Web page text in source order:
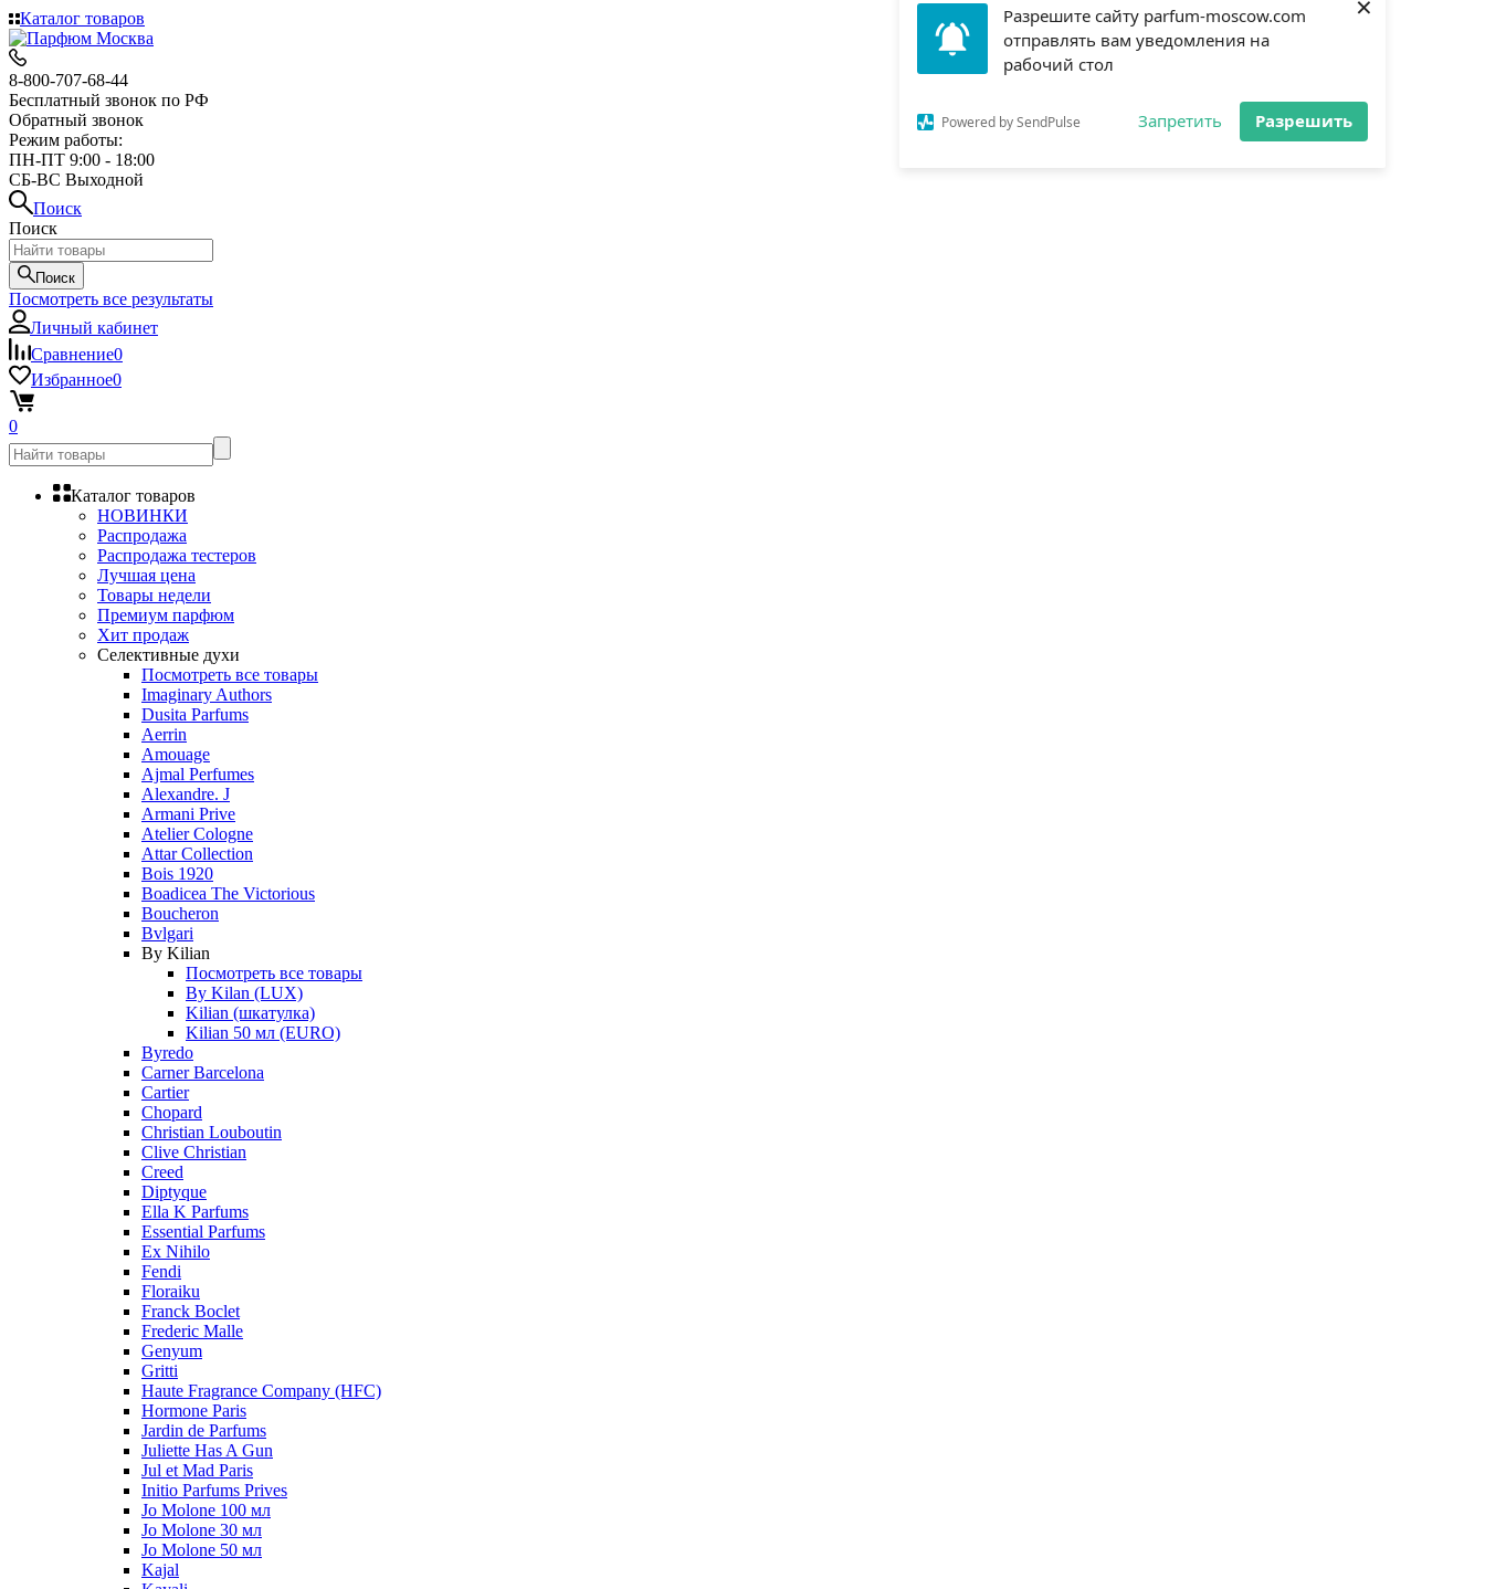
Разрешите сайту parfum-moscow.com
отправлять вам уведомления на
рабочий стол
Запретить Разрешить
×
Каталог товаров
8-800-707-68-44
Бесплатный звонок по РФ
Обратный звонок
Режим работы:
ПН-ПТ 9:00 - 18:00
СБ-ВС Выходной
Поиск
Поиск
Поиск
Посмотреть все результаты
Личный кабинет
Сравнение0
Избранное0
0
Каталог товаров
НОВИНКИ
Распродажа
Распродажа тестеров
Лучшая цена
Товары недели
Премиум парфюм
Хит продаж
Селективные духи
Посмотреть все товары
Imaginary Authors
Dusita Parfums
Aerrin
Amouage
Ajmal Perfumes
Alexandre. J
Armani Prive
Atelier Cologne
Attar Collection
Bois 1920
Boadicea The Victorious
Boucheron
Bvlgari
By Kilian
Посмотреть все товары
By Kilan (LUX)
Kilian (шкатулка)
Kilian 50 мл (EURO)
Byredo
Carner Barcelona
Cartier
Chopard
Christian Louboutin
Clive Christian
Creed
Diptyque
Ella K Parfums
Essential Parfums
Ex Nihilo
Fendi
Floraiku
Franck Boclet
Frederic Malle
Genyum
Gritti
Haute Fragrance Company (HFC)
Hormone Paris
Jardin de Parfums
Juliette Has A Gun
Jul et Mad Paris
Initio Parfums Prives
Jo Molone 100 мл
Jo Molone 30 мл
Jo Molone 50 мл
Kajal